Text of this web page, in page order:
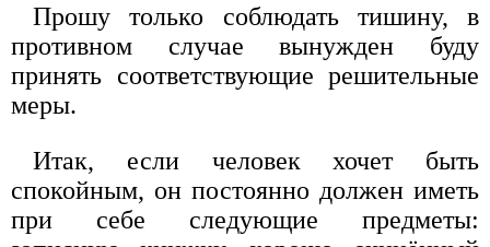
Прошу только соблюдать тишину, в
противном случае вынужден буду
принять соответствующие решительные
меры.
Итак, если человек хочет быть
спокойным, он постоянно должен иметь
при себе следующие предметы: